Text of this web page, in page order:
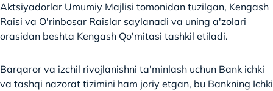
Aktsiyadorlar Umumiy Majlisi tomonidan tuzilgan, Kengash
Raisi va O'rinbosar Raislar saylanadi va uning a'zolari
orasidan beshta Kengash Qo'mitasi tashkil etiladi.
Barqaror va izchil rivojlanishni ta'minlash uchun Bank ichki
va tashqi nazorat tizimini ham joriy etgan, bu Bankning Ichki